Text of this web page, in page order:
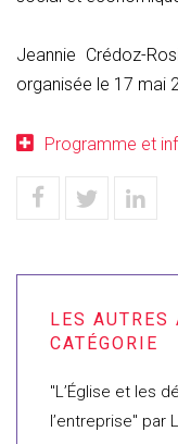
Jeannie Crédoz-
organisée le 17 mai
Programme et
"L’Église et les
l’entreprise" par